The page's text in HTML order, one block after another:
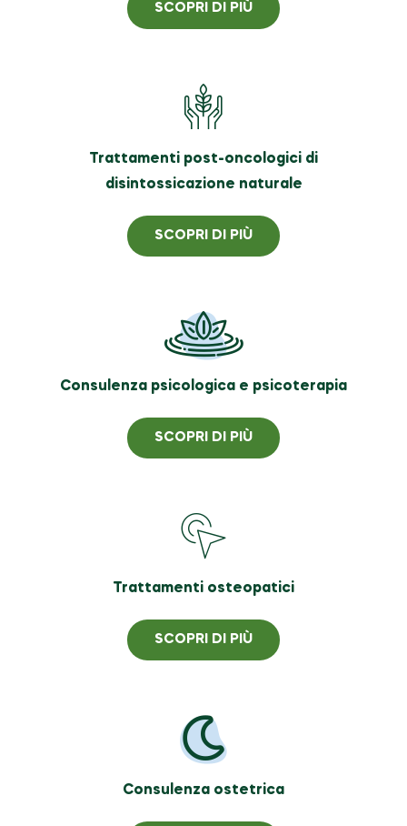
SCOPRI DI PIÙ
Trattamenti post-oncologici di
disintossicazione naturale
SCOPRI DI PIÙ
Consulenza psicologica e psicoterapia
SCOPRI DI PIÙ
Trattamenti osteopatici
SCOPRI DI PIÙ
Consulenza ostetrica